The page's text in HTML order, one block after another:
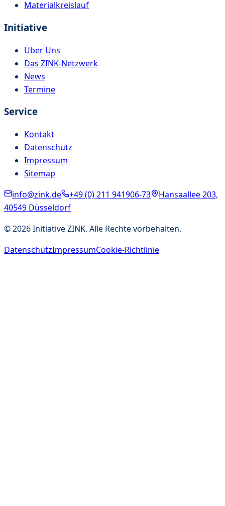
Materialkreislauf
Initiative
Über Uns
Das ZINK-Netzwerk
News
Termine
Service
Kontakt
Datenschutz
Impressum
Sitemap
info@zink.de
+49 (0) 211 941906-73
Hansaallee 203,
40549 Düsseldorf
©2026Initiative ZINK. Alle Rechte vorbehalten.
DatenschutzImpressumCookie-Richtlinie